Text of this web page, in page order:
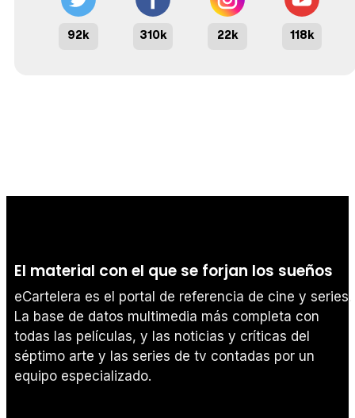
92k 310k 22k 118k
El material con el que se forjan los sueños
eCartelera es el portal de referencia de cine y series.
La base de datos multimedia más completa con
todas las películas, y las noticias y críticas del
séptimo arte y las series de tv contadas por un
equipo especializado.